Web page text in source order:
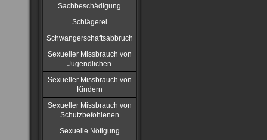
Sachbeschädigung
Schlägerei
Schwangerschaftsabbruch
Sexueller Missbrauch von
Jugendlichen
Sexueller Missbrauch von
Kindern
Sexueller Missbrauch von
Schutzbefohlenen
Sexuelle Nötigung